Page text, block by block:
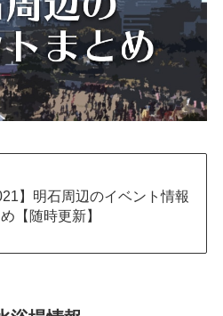
】明石周辺のイベント情報
【随時更新】